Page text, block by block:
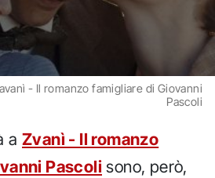
- Il romanzo famigliare di Giovanni
Pascoli
a Zvanì - Il romanzo
Pascoli sono, però,